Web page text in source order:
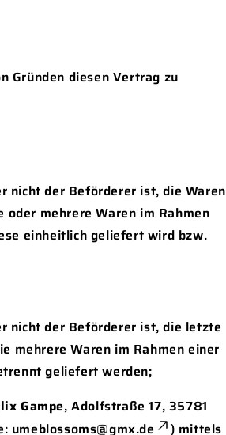
Gründen diesen Vertrag zu
nicht der Beförderer ist, die Waren
mehrere Waren im Rahmen
einheitlich geliefert wird bzw.
nicht der Beförderer ist, die letzte
mehrere Waren im Rahmen einer
geliefert werden;
Gampe, Adolfstraße 17, 35781
umeblossoms@gmx.de
) mittels